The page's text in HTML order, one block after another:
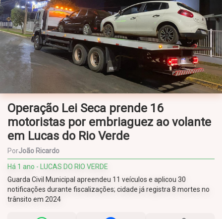
Operação Lei Seca prende 16
motoristas por embriaguez ao volante
em Lucas do Rio Verde
PorJoão Ricardo
Há 1 ano - LUCAS DO RIO VERDE
Guarda Civil Municipal apreendeu 11 veículos e aplicou 30
notificações durante fiscalizações; cidade já registra 8 mortes no
trânsito em 2024